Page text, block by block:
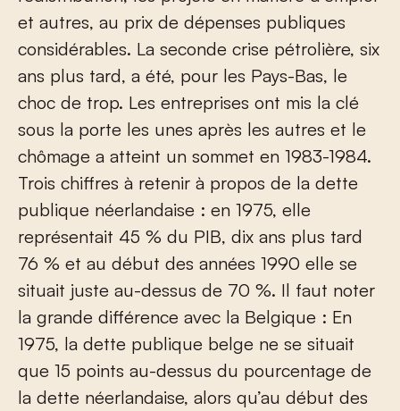
et autres, au prix de dépenses publiques
considérables. La seconde crise pétrolière, six
ans plus tard, a été, pour les Pays-Bas, le
choc de trop. Les entreprises ont mis la clé
sous la porte les unes après les autres et le
chômage a atteint un sommet en 1983-1984.
Trois chiffres à retenir à propos de la dette
publique néerlandaise : en 1975, elle
représentait 45 % du PIB, dix ans plus tard
76 % et au début des années 1990 elle se
situait juste au-dessus de 70 %. Il faut noter
la grande différence avec la Belgique : En
1975, la dette publique belge ne se situait
que 15 points au-dessus du pourcentage de
la dette néerlandaise, alors qu’au début des